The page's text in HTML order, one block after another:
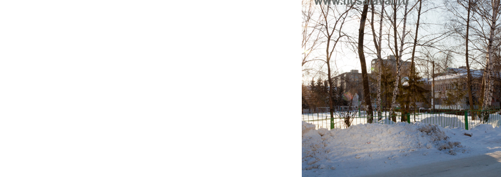
ВПЕРВЫЕ В ИСТОРИИ РАЙОНА.
БИЖБУЛЯК СТАЛ МЕСТОМ ПРОВЕДЕНИЯ
ФИНАЛА ПЕРВЕНСТВА ДЕТСКОЙ
ХОККЕЙНОЙ ЛИГИ РЕСПУБЛИКИ
БАШКОРТОСТАН
СПОРТИВНЫЙ ГОРОД АГИДЕЛЬ. ФОНД
"УРАЛ" ПРИВЕЗ ПОДАРОК К ОТКРЫТИЮ
НОВОГО СПОРТКОМПЛЕКСА